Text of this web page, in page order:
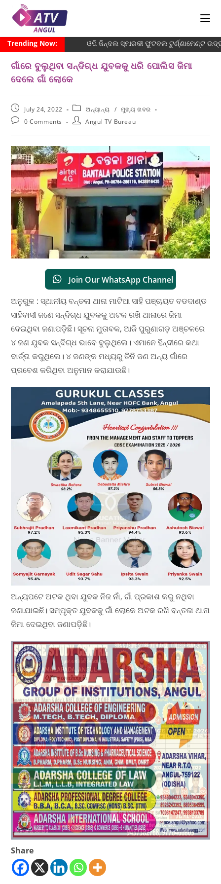
Trending Now: ଓପି ଜିନ୍ଦଲ ସ୍ମାରକୀ ଫୁଟବଲ ଟୁର୍ଣ୍ଣାମେଣ୍ଟ
ଗାଁରେ ବୁଲୁଥିବା ସନ୍ଦିଗ୍ଧ ଯୁବକକୁ ଧରି ପୋଲିସ ଜିମା
ଦେଲେ ଗାଁ ଲୋକେ
July 24, 2022 ଅନ୍ୟାନ୍ୟ / ମୁଖ୍ୟ ଖବର
0 Comments
Angul TV Bureau
Join Our WhatsApp Channel
ଅନୁଗୁଳ : ସ୍ଥାନୀୟ ବନ୍ତଳା ଥାନା ମାଟିଆ ସାହି ପଞ୍ଚାୟତ ବଡଦାଣ୍ଡ
ସାହିବାସୀ ଜଣେ ସନ୍ଦିଗ୍ଧ ଯୁବକକୁ ଅଟକ ରଖି ଥାନାରେ ଜିମା
ଦେଇଥିବା ଜଣାପଡ଼ିଛି। ସୂଚନା ମୁତାବକ, ଆଜି ପୁରୁଣାଗଡ଼ ଅଞ୍ଚଳରେ
୪ ଜଣ ଯୁବକ ସନ୍ଦିଗ୍ଧ ଭାବେ ବୁଲୁଥିଲେ। ଏମାନେ ହିନ୍ଦୀରେ କଥା
ବାର୍ତ୍ତା କରୁଥିଲେ। ୪ ଜଣଙ୍କ ମଧ୍ୟରୁ ତିନି ଜଣ ଅନ୍ୟ ଗାଁରେ
ପ୍ରବେଶ କରିଥିବା ଅନୁମାନ କରାଯାଉଛି।
ଅନ୍ୟପଟେ ଅଟକ ଥିବା ଯୁବକ ନିଜ ନାଁ, ଗାଁ ପ୍ରକାଶ କରୁ ନଥିବା
ଜଣାଯାଇଛି। ସମ୍ପୃକ୍ତ ଯୁବକକୁ ଗାଁ ଲୋକେ ଅଟକ ରଖି ବନ୍ତଳା ଥାନା
ଜିମା ଦେଇଥିବା ଜଣାପଡ଼ିଛି।
Share